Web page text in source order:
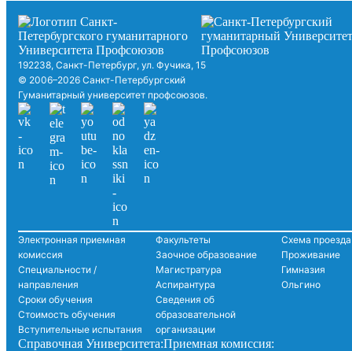
192238, Санкт-Петербург, ул. Фучика, 15
© 2006–2026 Санкт-Петербургский
Гуманитарный университет профсоюзов.
Электронная приемная
комиссия
Специальности /
направления
Сроки обучения
Стоимость обучения
Вступительные испытания
Факультеты
Заочное образование
Магистратура
Аспирантура
Сведения об
образовательной
организации
Схема проезда
Проживание
Гимназия
Ольгино
Справочная Университета:Приемная комиссия: